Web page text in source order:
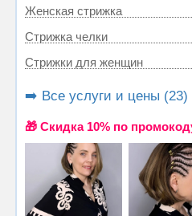
Женская стрижка
Стрижка челки
Стрижки для женщин
➡️ Все услуги и цены (23)
🎁 Cкидка 10% по